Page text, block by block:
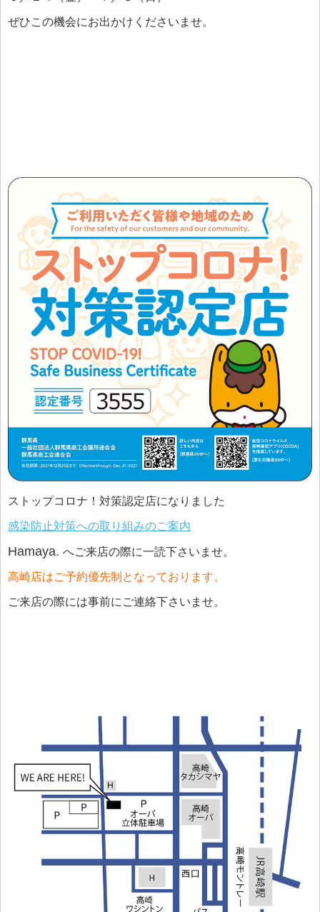
ぜひこの機会にお出かけくださいませ。
ストップコロナ！対策認定店になりました
感染防止対策への取り組みのご案内
Hamaya. へご来店の際に一読下さいませ。
高崎店はご予約優先制となっております。
ご来店の際には事前にご連絡下さいませ。